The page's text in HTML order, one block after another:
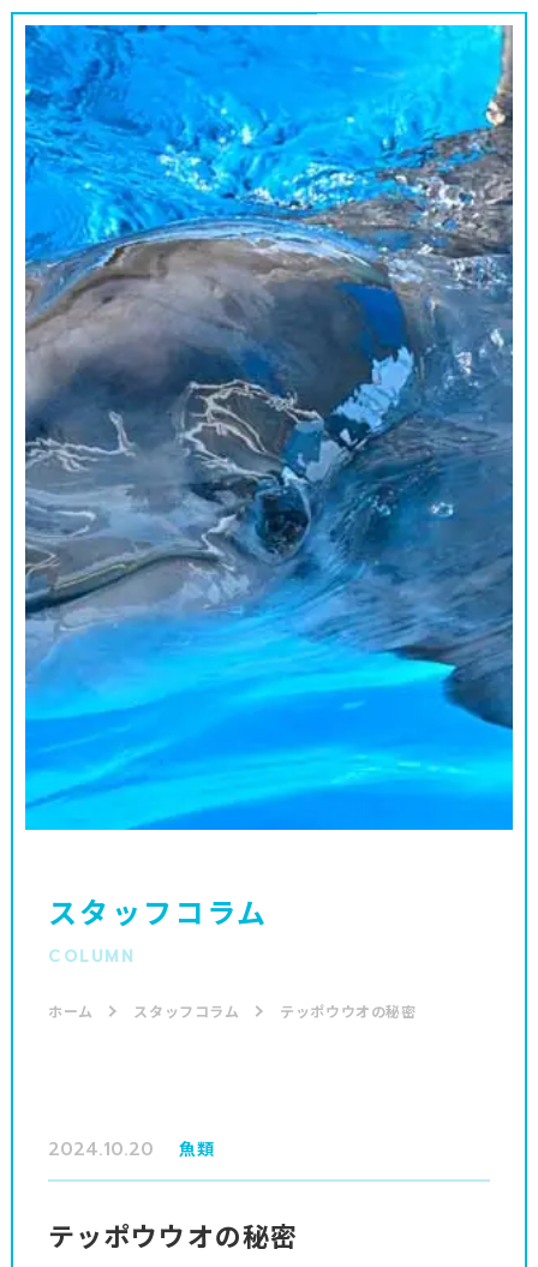
スタッフコラム
COLUMN
ホーム スタッフコラム テッポウウオの秘密
2024.10.20 魚類
テッポウウオの秘密